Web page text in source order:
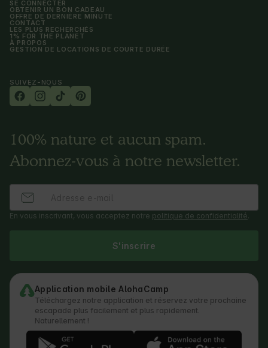
SE CONNECTER
OBTENIR UN BON CADEAU
OFFRE DE DERNIÈRE MINUTE
CONTACT
LES PLUS RECHERCHÉS
1% FOR THE PLANET
À PROPOS
GESTION DE LOCATIONS DE COURTE DURÉE
SUIVEZ-NOUS
100% nature et aucun spam.
Abonnez-vous à notre newsletter.
En vous inscrivant, vous acceptez notre politique de confidentialité.
S'inscrire
Application mobile AlohaCamp
Téléchargez notre application et réservez votre prochaine
escapade plus facilement et plus rapidement.
Naturellement !